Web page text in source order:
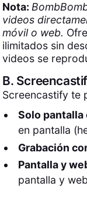
Nota:
videos
móvil o web.
ilimitados sin
videos se
B.
Screencastify te
Solo pantalla
en pantalla
Grabación
Pantalla y
pantalla y